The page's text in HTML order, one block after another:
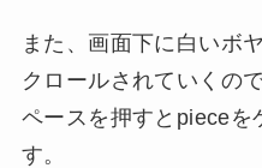
また、画面下に白いボ
クロールされていくの
ペースを押すとpieceを
す。